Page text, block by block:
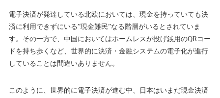
電子決済が発達している北欧においては、現金を持っていても決
済に利用できずにいる”現金難民”なる階層がいるとされていま
す。その一方で、中国においてはホームレスが投げ銭用のQRコー
ドを持ち歩くなど、世界的に決済・金融システムの電子化が進行
していることは間違いありません。
このように、世界的に電子決済が進む中、日本はいまだ現金決済